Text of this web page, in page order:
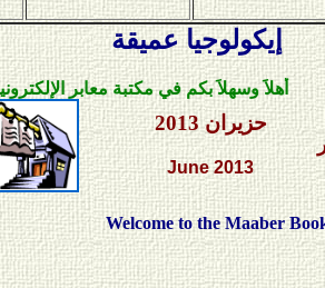
إيكولوجيا عميقة
وسهلاَ بكم في مكتبة معابر الإلكترونية
حزيران2013
June2013
Welcome to the Maaber Bookshop